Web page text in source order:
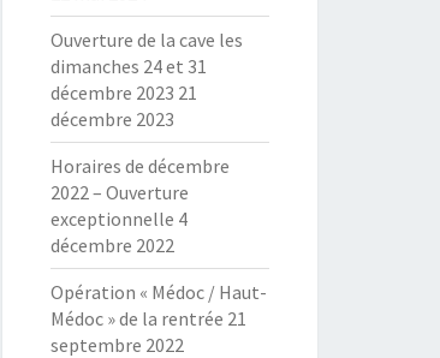
Ouverture de la cave les
dimanches 24 et 31
décembre 2023 21
décembre 2023
Horaires de décembre
2022 – Ouverture
exceptionnelle 4
décembre 2022
Opération « Médoc / Haut-
Médoc » de la rentrée 21
septembre 2022